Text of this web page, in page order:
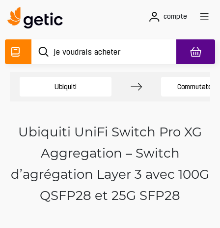
compte
Ubiquiti
Ubiquiti UniFi Switch Pro XG
Aggregation – Switch
d’agrégation Layer 3 avec 100G
QSFP28 et 25G SFP28